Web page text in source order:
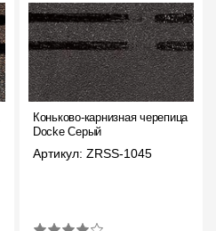
Коньково-карнизная черепица
Docke Серый
Артикул: ZRSS-1045